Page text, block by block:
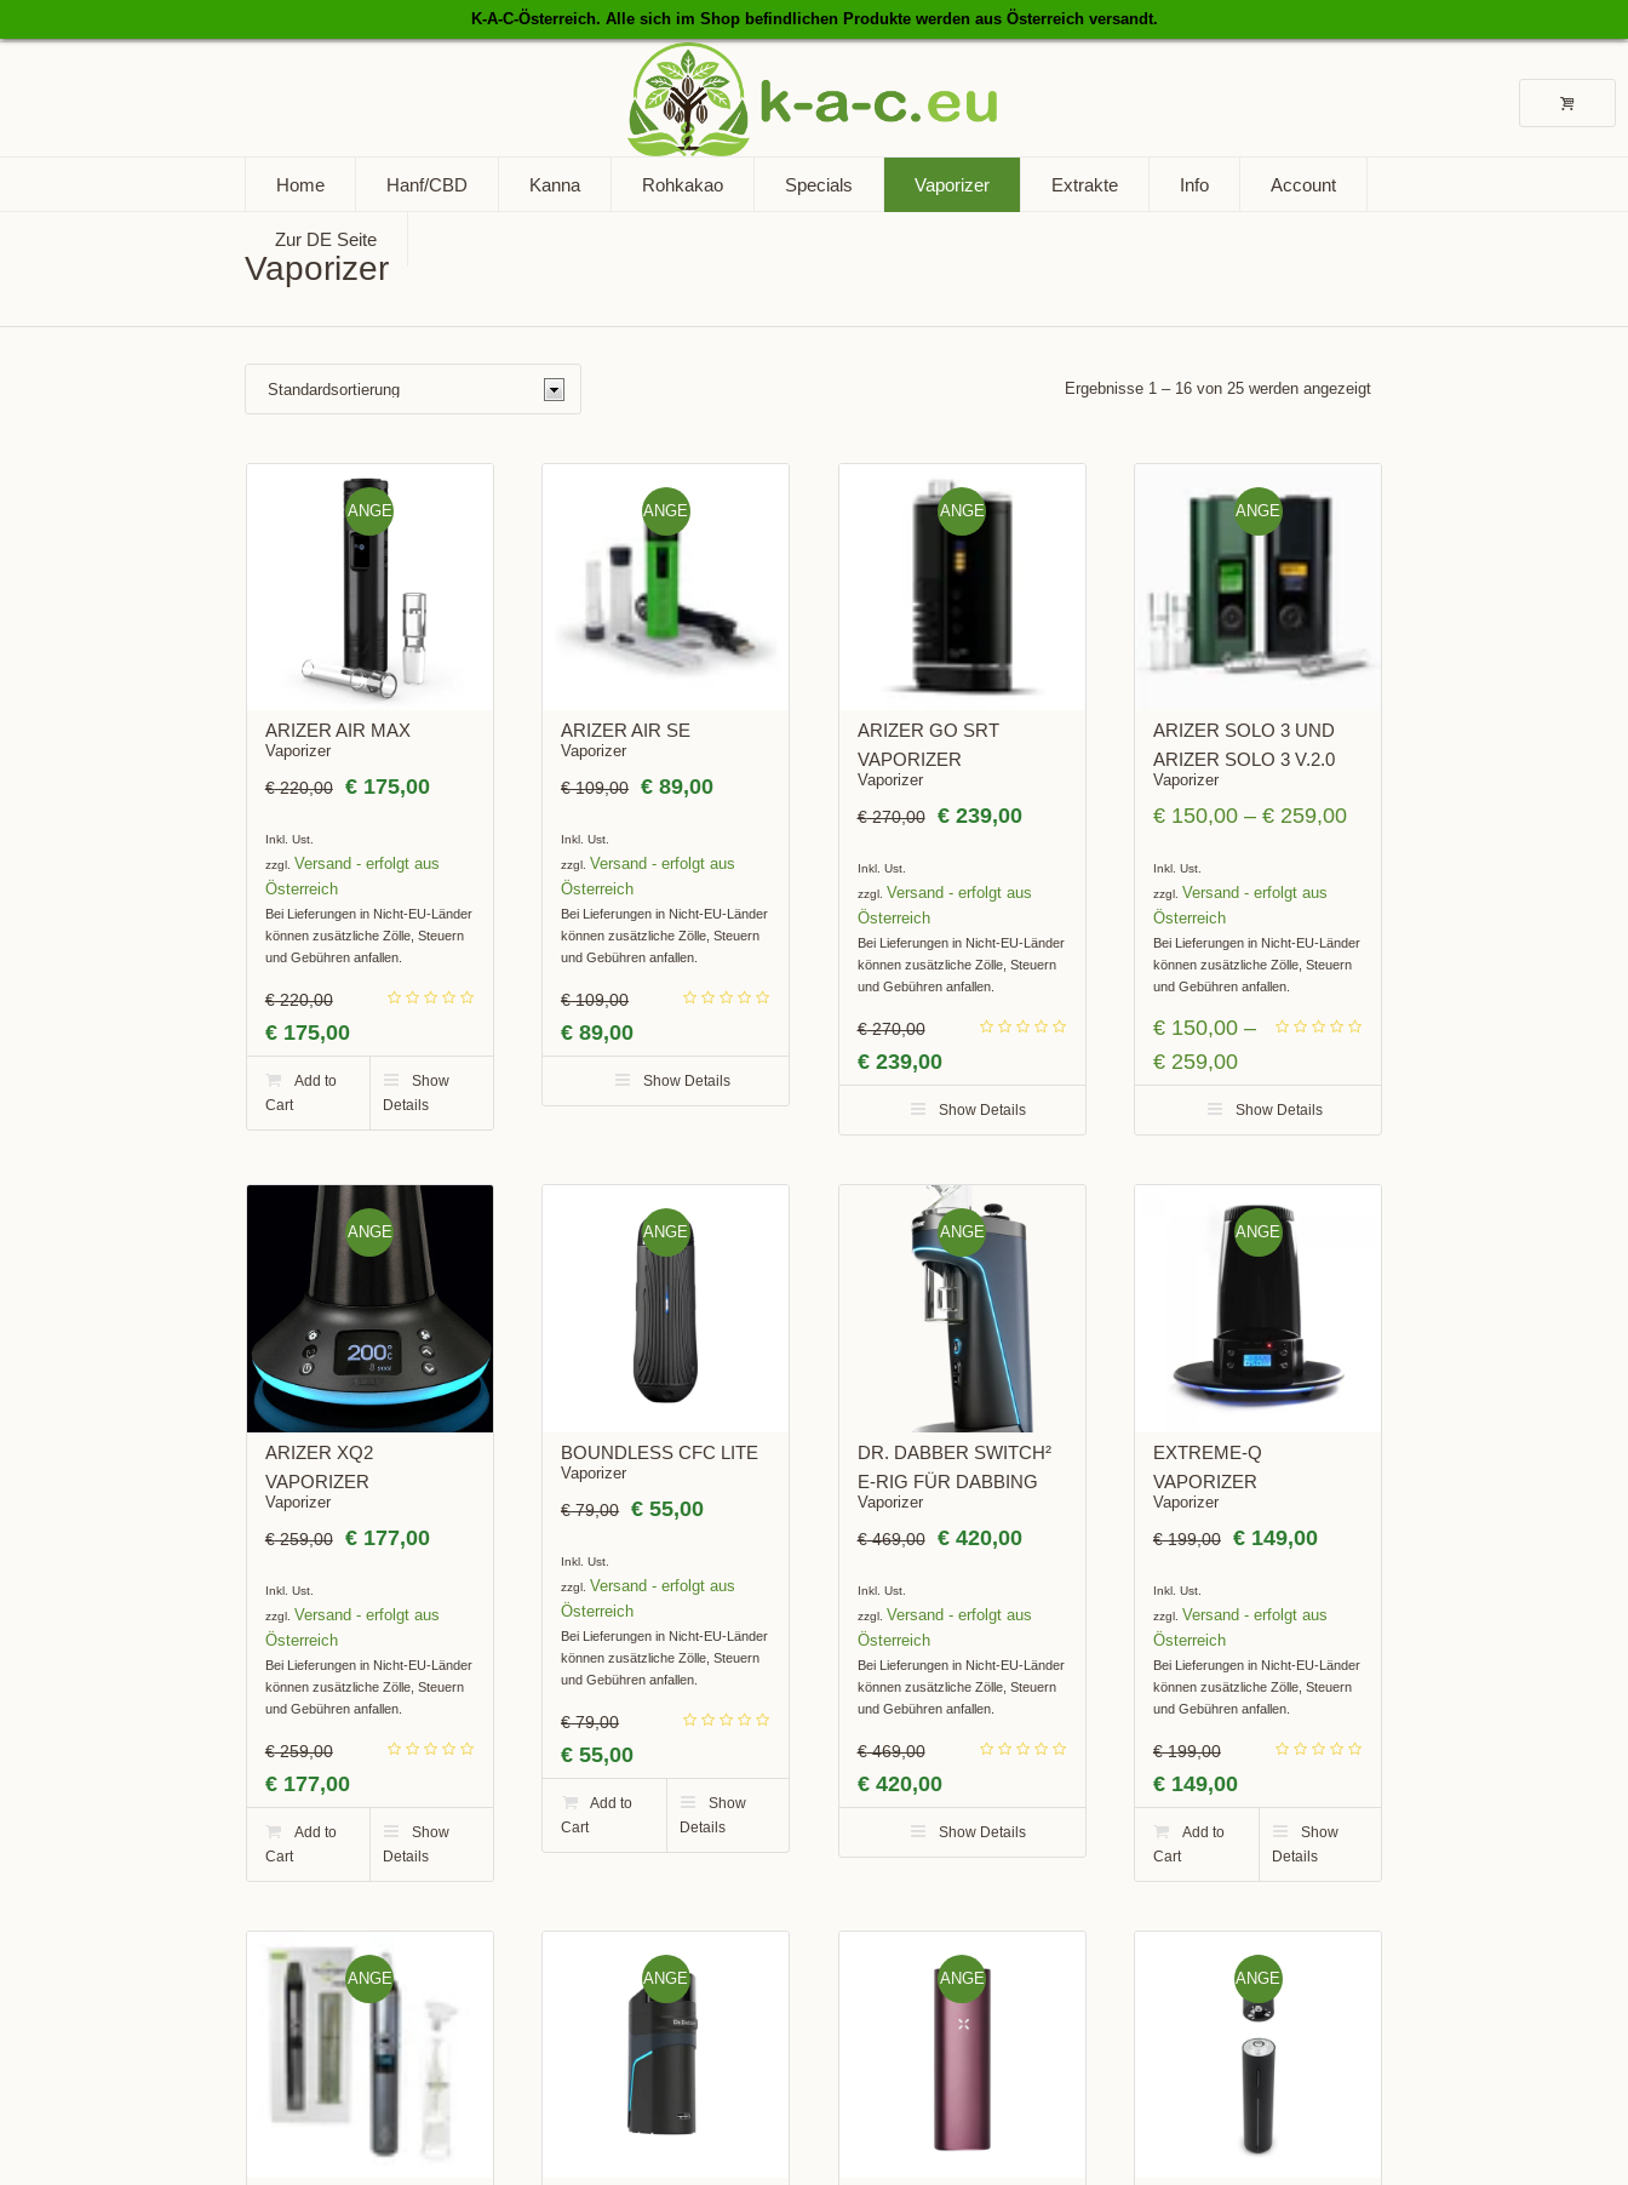
K-A-C-Österreich. Alle sich im Shop befindlichen Produkte werden aus Österreich versandt.
Home Hanf/CBD Kanna Rohkakao Specials Vaporizer Extrakte Info Account
Zur DE Seite
Vaporizer
Ergebnisse 1 – 16 von 25 werden angezeigt
ANGE
BOT!
ARIZER AIR MAX
Vaporizer
€220,00 €175,00
Inkl. Ust.
zzgl. Versand
Bei Lieferungen in Nicht-EU-Länder
können zusätzliche Zölle, Steuern
und Gebühren anfallen.
€220,00
€175,00
Add to
Cart
Show
Details
ANGE
BOT!
ARIZER AIR SE
Vaporizer
€109,00 € 89,00
Inkl. Ust.
zzgl. Versand
Bei Lieferungen in Nicht-EU-Länder
können zusätzliche Zölle, Steuern
und Gebühren anfallen.
€109,00
€ 89,00
Show Details
ANGE
BOT!
ARIZER GO SRT
VAPORIZER
Vaporizer
€270,00 €239,00
Inkl. Ust.
zzgl. Versand
Bei Lieferungen in Nicht-EU-Länder
können zusätzliche Zölle, Steuern
und Gebühren anfallen.
€270,00
€239,00
Show Details
ANGE
BOT!
ARIZER SOLO 3 UND
ARIZER SOLO 3 V.2.0
Vaporizer
€150,00– €259,00
Inkl. Ust.
zzgl. Versand
Bei Lieferungen in Nicht-EU-Länder
können zusätzliche Zölle, Steuern
und Gebühren anfallen.
€150,00–
€259,00
Show Details
ANGE
ARIZER XQ2
VAPORIZER
Vaporizer
€259,00 €177,00
Inkl. Ust.
zzgl. Versand
Bei Lieferungen in Nicht-EU-Länder
können zusätzliche Zölle, Steuern
und Gebühren anfallen.
€259,00
€177,00
Add to
Cart
Show
Details
ANGE
BOT!
BOUNDLESS CFC LITE
Vaporizer
€79,00 € 55,00
Inkl. Ust.
zzgl. Versand
Bei Lieferungen in Nicht-EU-Länder
können zusätzliche Zölle, Steuern
und Gebühren anfallen.
€79,00
€ 55,00
Add to
Cart
Show
Details
ANGE
BOT!
DR. DABBER SWITCH²
E-RIG FÜR DABBING
Vaporizer
€469,00 €420,00
Inkl. Ust.
zzgl. Versand
Bei Lieferungen in Nicht-EU-Länder
können zusätzliche Zölle, Steuern
und Gebühren anfallen.
€469,00
€420,00
Show Details
ANGE
EXTREME-Q
VAPORIZER
Vaporizer
€199,00 €149,00
Inkl. Ust.
zzgl. Versand
Bei Lieferungen in Nicht-EU-Länder
können zusätzliche Zölle, Steuern
und Gebühren anfallen.
€199,00
€149,00
Add to
Cart
Show
Details
ANGE
BOT!
ANGE
BOT!
ANGE
BOT!
ANGE
BOT!